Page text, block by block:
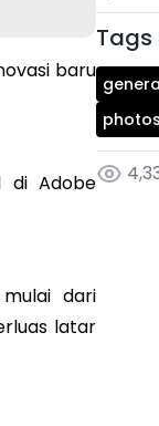
baru
di Adobe
dari
latar